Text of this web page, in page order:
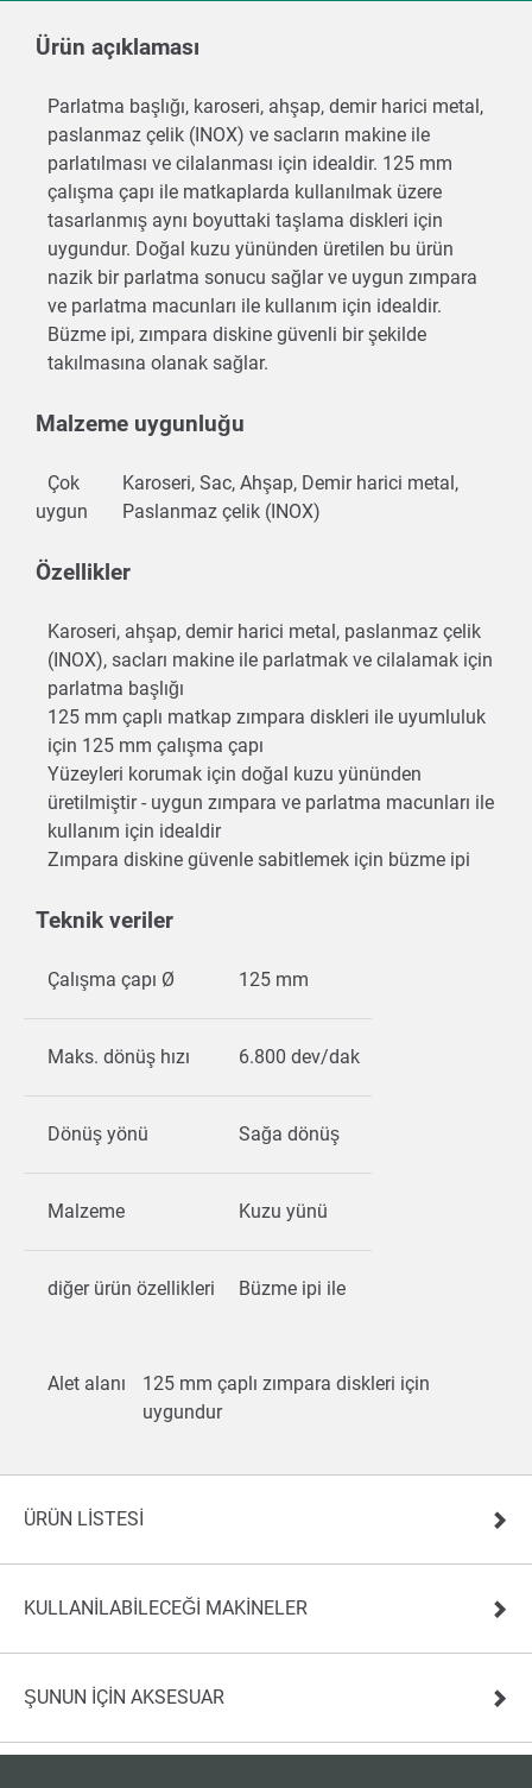
Ürün açıklaması
Parlatma başlığı, karoseri, ahşap, demir harici metal,
paslanmaz çelik (INOX) ve sacların makine ile
parlatılması ve cilalanması için idealdir. 125 mm
çalışma çapı ile matkaplarda kullanılmak üzere
tasarlanmış aynı boyuttaki taşlama diskleri için
uygundur. Doğal kuzu yününden üretilen bu ürün
nazik bir parlatma sonucu sağlar ve uygun zımpara
ve parlatma macunları ile kullanım için idealdir.
Büzme ipi, zımpara diskine güvenli bir şekilde
takılmasına olanak sağlar.
Malzeme uygunluğu
Çok
uygun
Karoseri, Sac, Ahşap, Demir harici metal,
Paslanmaz çelik (INOX)
Özellikler
Karoseri, ahşap, demir harici metal, paslanmaz çelik
(INOX), sacları makine ile parlatmak ve cilalamak için
parlatma başlığı
125 mm çaplı matkap zımpara diskleri ile uyumluluk
için 125 mm çalışma çapı
Yüzeyleri korumak için doğal kuzu yününden
üretilmiştir - uygun zımpara ve parlatma macunları ile
kullanım için idealdir
Zımpara diskine güvenle sabitlemek için büzme ipi
Teknik veriler
Çalışma çapı Ø 125 mm
Maks. dönüş hızı 6.800 dev/dak
Dönüş yönü Sağa dönüş
Malzeme Kuzu yünü
diğer ürün özellikleri Büzme ipi ile
Alet alanı
125 mm çaplı zımpara diskleri için
uygundur
ÜRÜN LISTESI
KULLANILABILECEĞI MAKINELER
ŞUNUN IÇIN AKSESUAR